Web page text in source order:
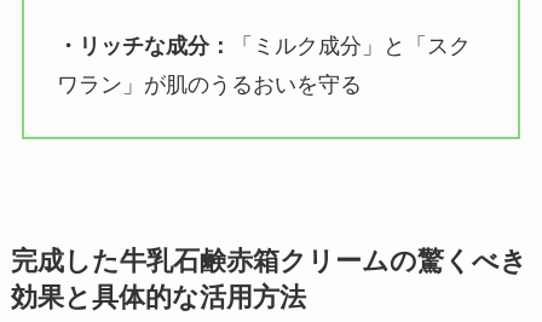
・リッチな成分：
「ミルク成分」と「スク
ワラン」が肌のうるおいを守る
完成した牛乳石鹸赤箱クリームの驚くべき
効果と具体的な活用方法